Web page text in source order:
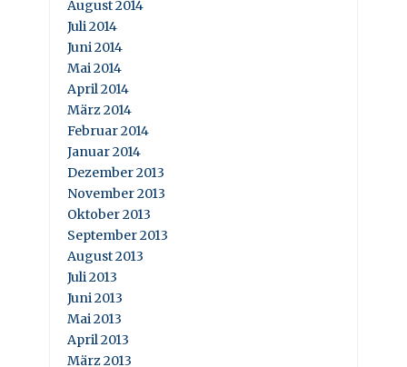
August 2014
Juli 2014
Juni 2014
Mai 2014
April 2014
März 2014
Februar 2014
Januar 2014
Dezember 2013
November 2013
Oktober 2013
September 2013
August 2013
Juli 2013
Juni 2013
Mai 2013
April 2013
März 2013